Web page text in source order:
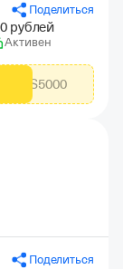
Поделиться
рублей
Активен
Поделиться